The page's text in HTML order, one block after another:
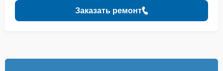
Заказать ремонт